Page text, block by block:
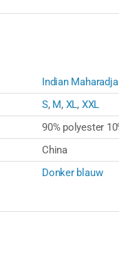
Indian Maharadja
S, M, XL, XXL
90% polyester
China
Donker blauw